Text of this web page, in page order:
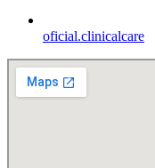
oficial.clinicalcare